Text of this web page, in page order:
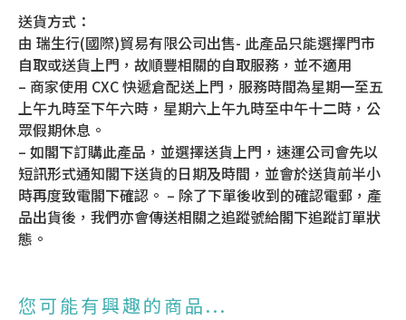
送貨方式：
由 瑞生行(國際)貿易有限公司出售- 此產品只能選擇門市
自取或送貨上門，故順豐相關的自取服務，並不適用
– 商家使用 CXC 快遞倉配送上門，服務時間為星期一至五
上午九時至下午六時，星期六上午九時至中午十二時，公
眾假期休息。
– 如閣下訂購此產品，並選擇送貨上門，速運公司會先以
短訊形式通知閣下送貨的日期及時間，並會於送貨前半小
時再度致電閣下確認。 – 除了下單後收到的確認電郵，產
品出貨後，我們亦會傳送相關之追蹤號給閣下追蹤訂單狀
態。
您可能有興趣的商品...